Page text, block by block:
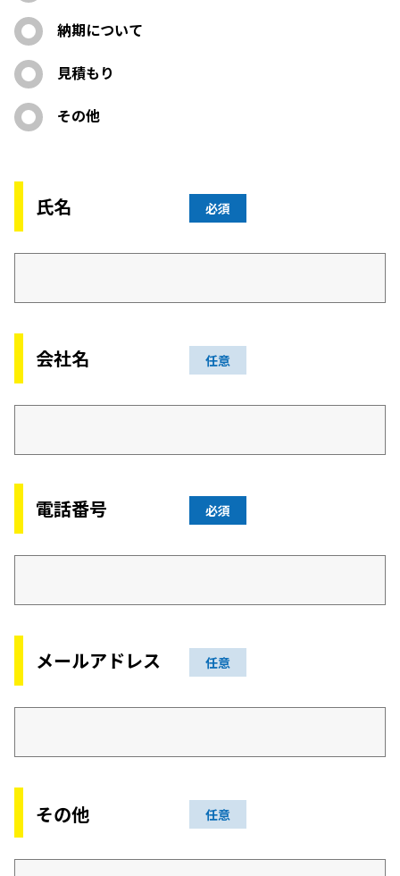
納期について
見積もり
その他
氏名 必須
会社名 任意
電話番号 必須
メールアドレス 任意
その他 任意